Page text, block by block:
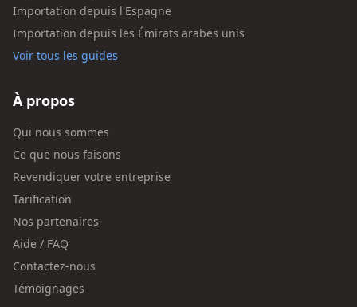
Importation depuis l'Espagne
Importation depuis les Émirats arabes unis
Voir tous les guides
À propos
Qui nous sommes
Ce que nous faisons
Revendiquer votre entreprise
Tarification
Nos partenaires
Aide / FAQ
Contactez-nous
Témoignages